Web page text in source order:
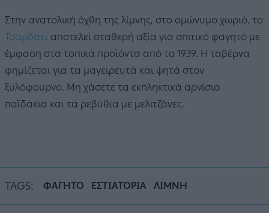
Στην ανατολική όχθη της λίμνης, στο ομώνυμο χωριό, το
Τσαρδάκι αποτελεί σταθερή αξία για σπιτικό φαγητό με
έμφαση στα τοπικά προϊόντα από το 1939. Η ταβέρνα
φημίζεται για τα μαγειρευτά και ψητά στον
ξυλόφουρνο. Μη χάσετε τα εκπληκτικά αρνίσια
παϊδάκια και τα ρεβύθια με μελιτζάνες.
TAGS: ΦΑΓΗΤΟ ΕΣΤΙΑΤΟΡΙΑ ΛΙΜΝΗ